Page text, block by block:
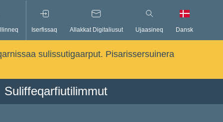
Iserfissaq Allakkat Digitaliusut Ujaasineq Dansk
sulissutigaarput. Pisarissersuinera
Suliffeqarfiutilimmut